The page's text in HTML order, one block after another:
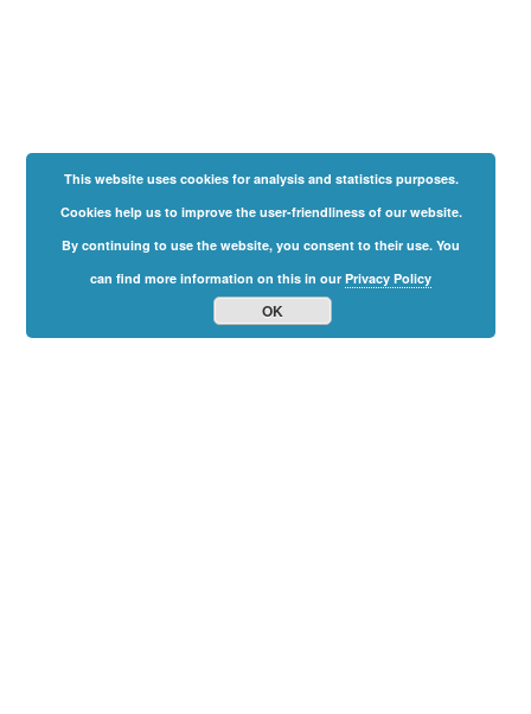
This website uses cookies for analysis and statistics purposes.
Cookies help us to improve the user-friendliness of our website.
By continuing to use the website, you consent to their use. You
can find more information on this in ourPrivacy Policy
OK